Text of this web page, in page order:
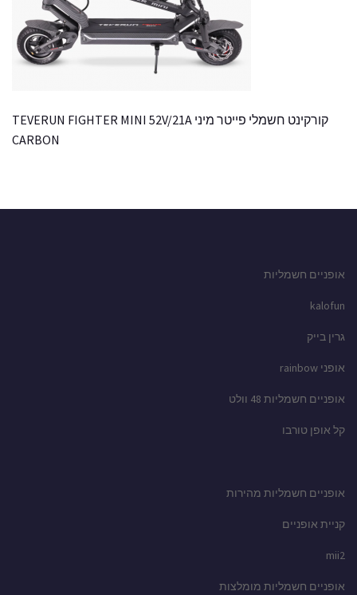
קורקינט חשמלי פייטר מיני TEVERUN FIGHTER MINI 52V/21A
CARBON
אופניים חשמליות
kalofun
גרין בייק
אופני rainbow
אופניים חשמליות 48 וולט
קל אופן טורבו
אופניים חשמליות מהירות
קניית אופניים
mii2
אופניים חשמליות מומלצות